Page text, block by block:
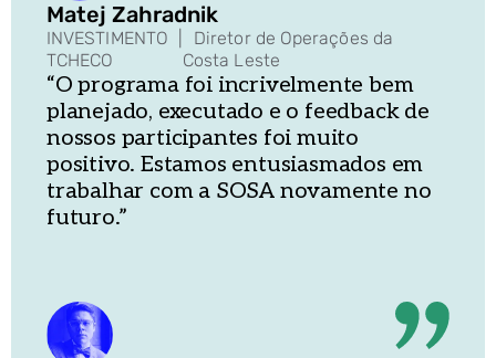
Matej Zahradnik
INVESTIMENTO
TCHECO
Diretor de Operações da
Costa Leste
“O programa foi incrivelmente bem
planejado, executado e o feedback de
nossos participantes foi muito
positivo. Estamos entusiasmados em
trabalhar com a SOSA novamente no
futuro.”